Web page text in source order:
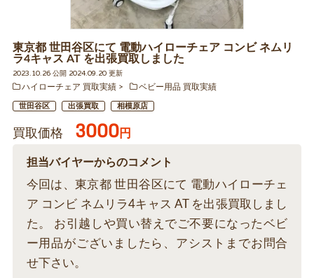
東京都 世田谷区にて 電動ハイローチェア コンビ ネムリ
ラ4キャス AT を出張買取しました
2023.10.26 公開 2024.09.20 更新
ハイローチェア 買取実績
ベビー用品 買取実績
世田谷区 出張買取 相模原店
買取価格 3000円
担当バイヤーからのコメント
今回は、東京都 世田谷区にて 電動ハイローチェ
ア コンビ ネムリラ4キャス AT を出張買取しまし
た。 お引越しや買い替えでご不要になったベビ
ー用品がございましたら、アシストまでお問合
せ下さい。